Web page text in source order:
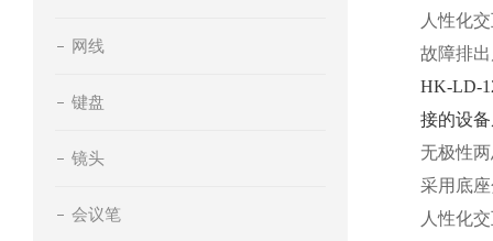
网线
键盘
镜头
会议笔
人性化
故障排
HK-LD-
接的设
无极性
采用底
人性化